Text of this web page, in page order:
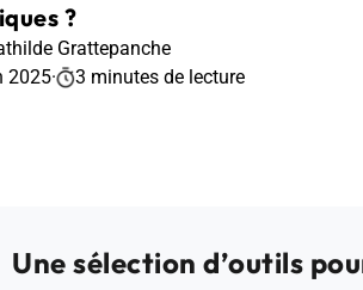
?
Grattepanche
2025· 3 minutes de lecture
Une sélection d’outils